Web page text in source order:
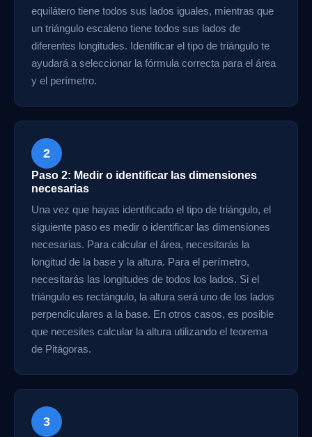
equilátero tiene todos sus lados iguales, mientras que
un triángulo escaleno tiene todos sus lados de
diferentes longitudes. Identificar el tipo de triángulo te
ayudará a seleccionar la fórmula correcta para el área
y el perímetro.
2
Paso 2: Medir o identificar las dimensiones
necesarias
Una vez que hayas identificado el tipo de triángulo, el
siguiente paso es medir o identificar las dimensiones
necesarias. Para calcular el área, necesitarás la
longitud de la base y la altura. Para el perímetro,
necesitarás las longitudes de todos los lados. Si el
triángulo es rectángulo, la altura será uno de los lados
perpendiculares a la base. En otros casos, es posible
que necesites calcular la altura utilizando el teorema
de Pitágoras.
3